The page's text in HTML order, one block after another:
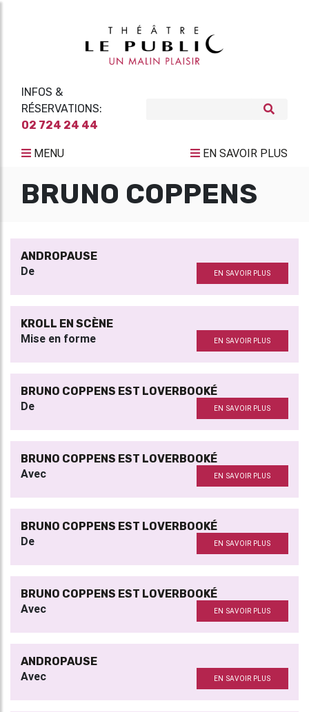
INFOS &
RÉSERVATIONS:
02 724 24 44
MENU EN SAVOIR PLUS
BRUNO COPPENS
ANDROPAUSE
De EN SAVOIR PLUS
KROLL EN SCÈNE
Mise en forme EN SAVOIR PLUS
BRUNO COPPENS EST LOVERBOOKÉ
De EN SAVOIR PLUS
BRUNO COPPENS EST LOVERBOOKÉ
Avec EN SAVOIR PLUS
BRUNO COPPENS EST LOVERBOOKÉ
De EN SAVOIR PLUS
BRUNO COPPENS EST LOVERBOOKÉ
Avec EN SAVOIR PLUS
ANDROPAUSE
Avec EN SAVOIR PLUS